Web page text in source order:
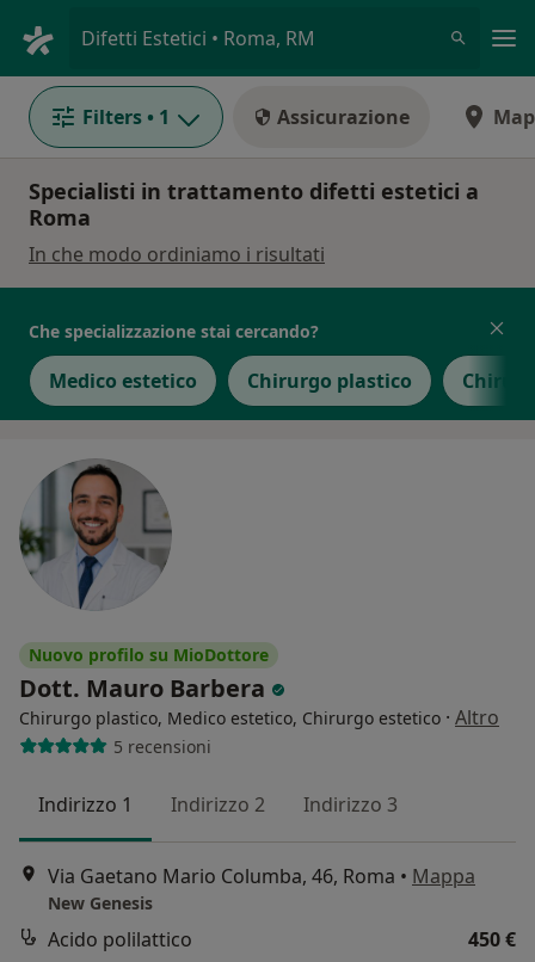
Difetti Estetici • Roma, RM
Filters • 1 Assicurazione
Specialisti in trattamento difetti estetici a
Roma
In che modo ordiniamo i risultati
Che specializzazione stai cercando?
Medico estetico Chirurgo plastico
Nuovo profilo su MioDottore
Dott. Mauro Barbera
Chirurgo plastico, Medico estetico, Chirurgo estetico · Altro
5 recensioni
Indirizzo 1 Indirizzo 2 Indirizzo 3
Via Gaetano Mario Columba, 46, Roma • Mappa
New Genesis
Acido polilattico
450 €